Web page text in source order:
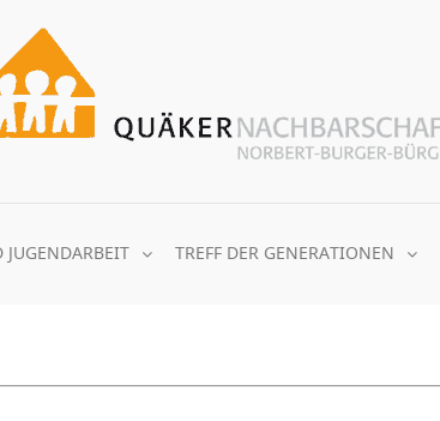
TREFF DER GENERATIONEN